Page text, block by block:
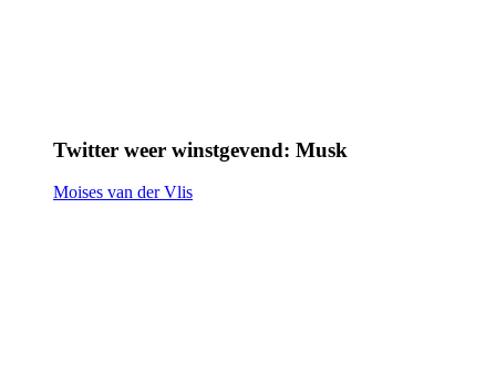
Twitter weer winstgevend: Musk
Moises van der Vlis